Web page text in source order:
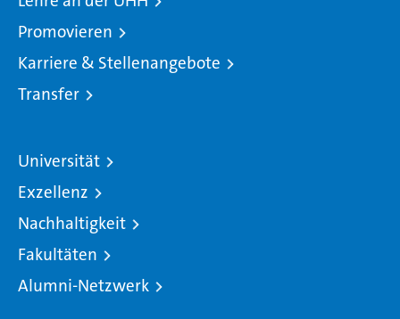
Promovieren
Karriere & Stellenangebote
Transfer
Universität
Exzellenz
Nachhaltigkeit
Fakultäten
Alumni-Netzwerk